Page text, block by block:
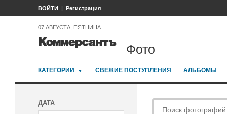
ВОЙТИ Регистрация
07 АВГУСТА, ПЯТНИЦА
Фото
КАТЕГОРИИ СВЕЖИЕ ПОСТУПЛЕНИЯ АЛЬБОМЫ
ДАТА